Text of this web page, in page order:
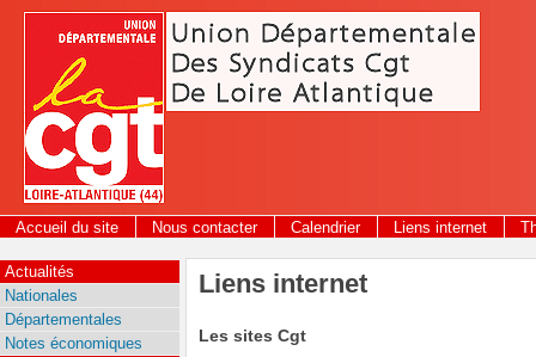
Panneau de gestion des cookies
Accueil du site Nous contacter Calendrier Liens internet
Liens internet
Les sites Cgt
Actualités
Nationales
Départementales
Notes économiques